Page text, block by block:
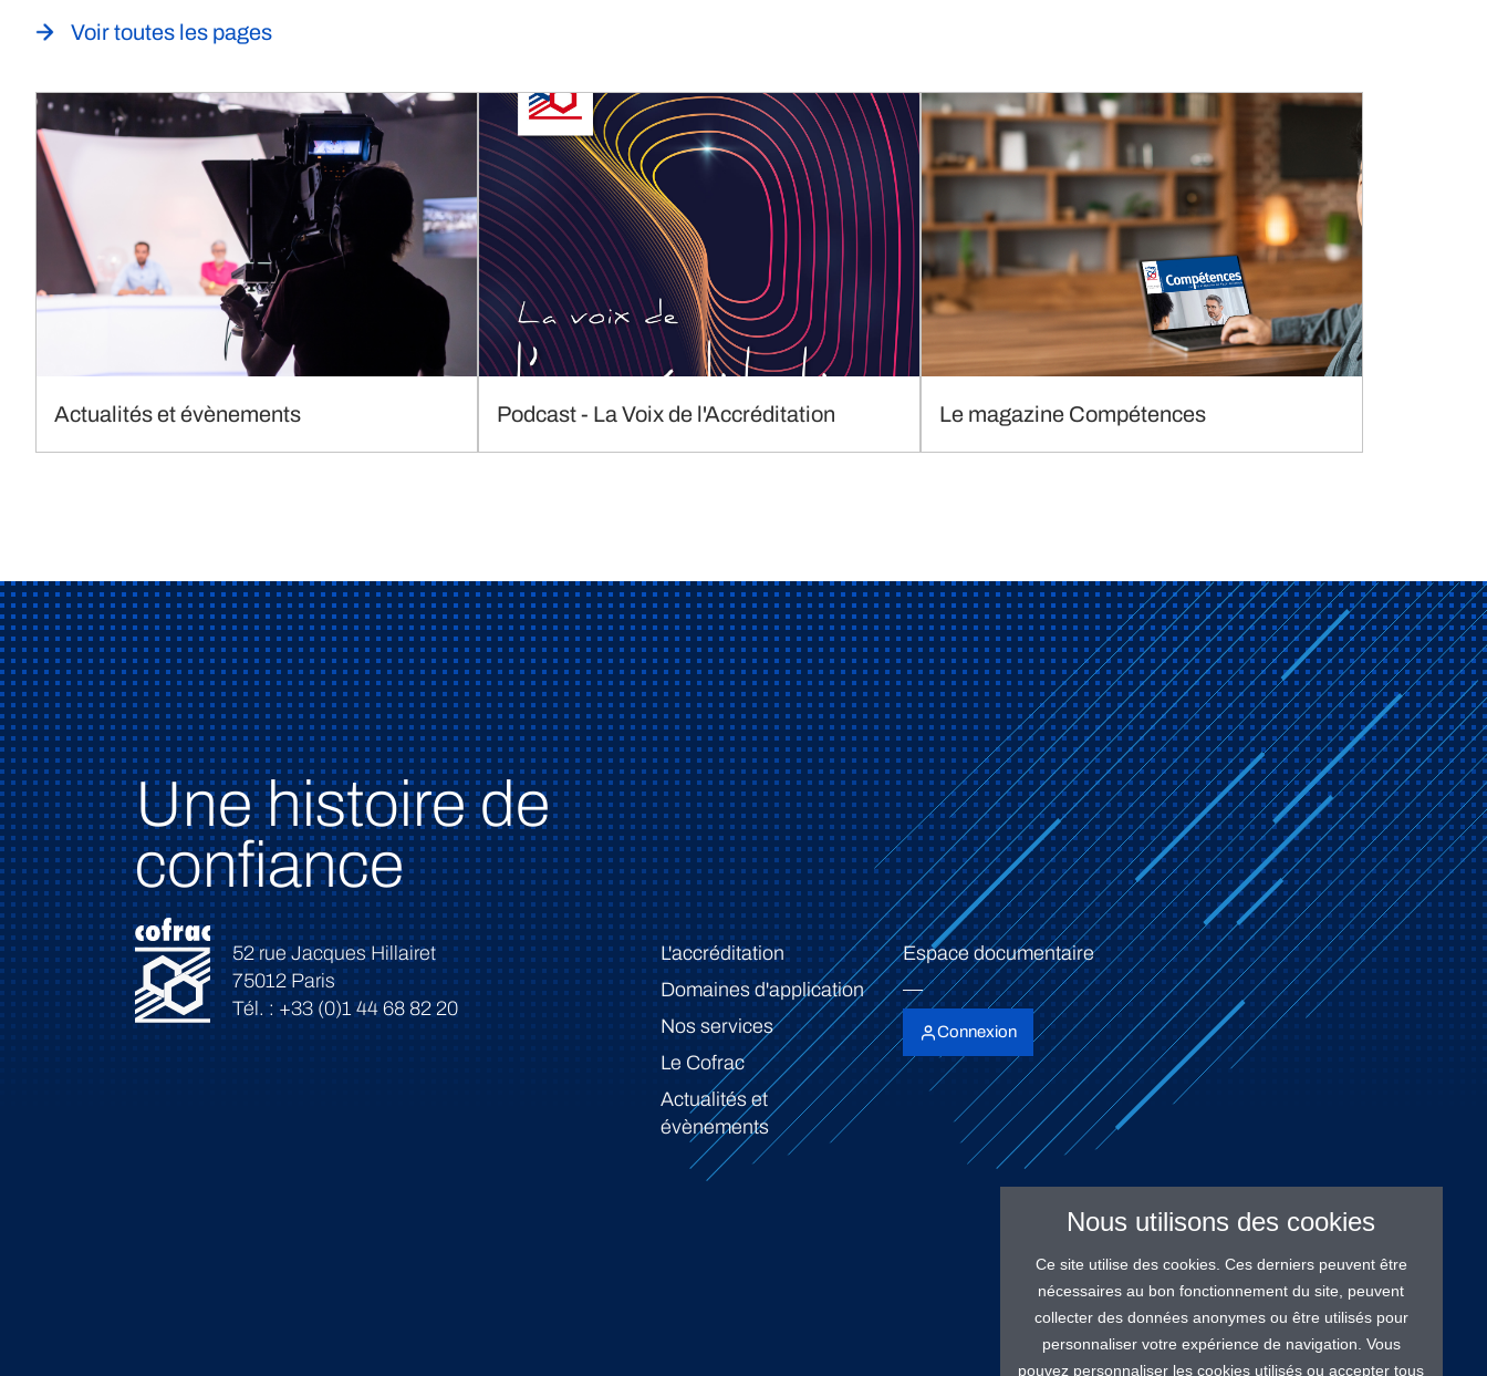
Voir toutes les pages
Actualités et évènements Podcast - La Voix de l'Accréditation Le magazine Compétences
Une histoire de
confiance
52 rue Jacques Hillairet
75012 Paris
Tél. : +33 (0)1 44 68 82 20
L'accréditation
Domaines d'application
Nos services
Le Cofrac
Actualités et
évènements
Espace documentaire
Connexion
Nous utilisons des cookies
Ce site utilise des cookies. Ces derniers peuvent être
nécessaires au bon fonctionnement du site, peuvent
collecter des données anonymes ou être utilisés pour
personnaliser votre expérience de navigation. Vous
pouvez personnaliser les cookies utilisés ou accepter tous